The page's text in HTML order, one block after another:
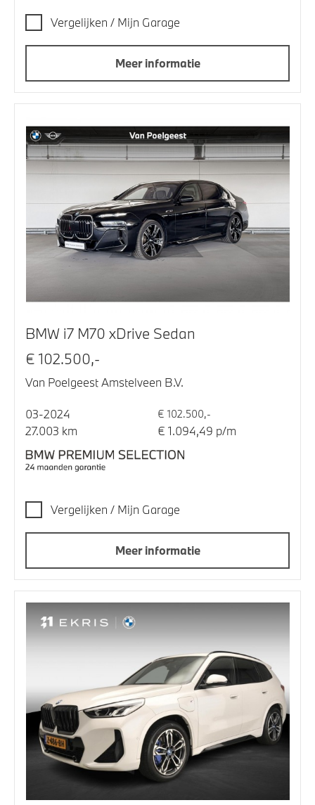
Vergelijken / Mijn Garage
Meer informatie
BMW i7 M70 xDrive Sedan
€ 102.500,-
Van Poelgeest Amstelveen B.V.
03-2024 € 102.500,-
27.003 km € 1.094,49 p/m
Vergelijken / Mijn Garage
Meer informatie